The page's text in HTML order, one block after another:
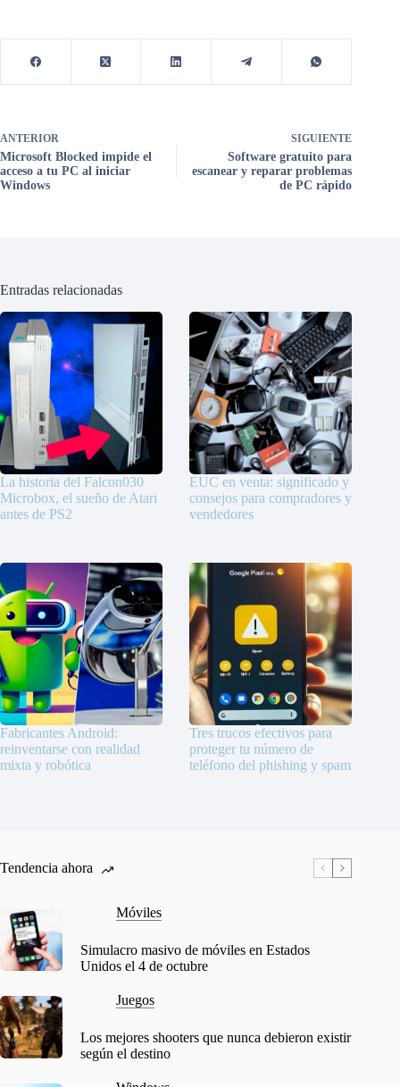
ANTERIOR
Microsoft Blocked impide el
acceso a tu PC al iniciar
Windows
SIGUIENTE
Software gratuito para
escanear y reparar problemas
de PC rápido
Entradas relacionadas
La historia del Falcon030
Microbox, el sueño de Atari
antes de PS2
EUC en venta: significado y
consejos para compradores y
vendedores
Fabricantes Android:
reinventarse con realidad
mixta y robótica
Tres trucos efectivos para
proteger tu número de
teléfono del phishing y spam
Tendencia ahora
Móviles
Simulacro masivo de móviles en Estados
Unidos el 4 de octubre
Juegos
Los mejores shooters que nunca debieron existir
según el destino